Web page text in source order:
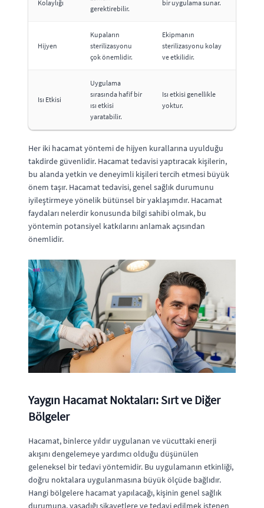
Kolaylığı
gerektirebilir.
bir uygulama sunar.
Hijyen
Kupaların
sterilizasyonu
çok önemlidir.
Ekipmanın
sterilizasyonu kolay
ve etkilidir.
Isı Etkisi
Uygulama
sırasında hafif bir
ısı etkisi
yaratabilir.
Isı etkisi genellikle
yoktur.
Her iki hacamat yöntemi de hijyen kurallarına uyulduğu
takdirde güvenlidir. Hacamat tedavisi yaptıracak kişilerin,
bu alanda yetkin ve deneyimli kişileri tercih etmesi büyük
önem taşır. Hacamat tedavisi, genel sağlık durumunu
iyileştirmeye yönelik bütünsel bir yaklaşımdır. Hacamat
faydaları nelerdir konusunda bilgi sahibi olmak, bu
yöntemin potansiyel katkılarını anlamak açısından
önemlidir.
Yaygın Hacamat Noktaları: Sırt ve Diğer
Bölgeler
Hacamat, binlerce yıldır uygulanan ve vücuttaki enerji
akışını dengelemeye yardımcı olduğu düşünülen
geleneksel bir tedavi yöntemidir. Bu uygulamanın etkinliği,
doğru noktalara uygulanmasına büyük ölçüde bağlıdır.
Hangi bölgelere hacamat yapılacağı, kişinin genel sağlık
durumuna, yaşadığı şikayetlere ve tedavi edilmek istenen